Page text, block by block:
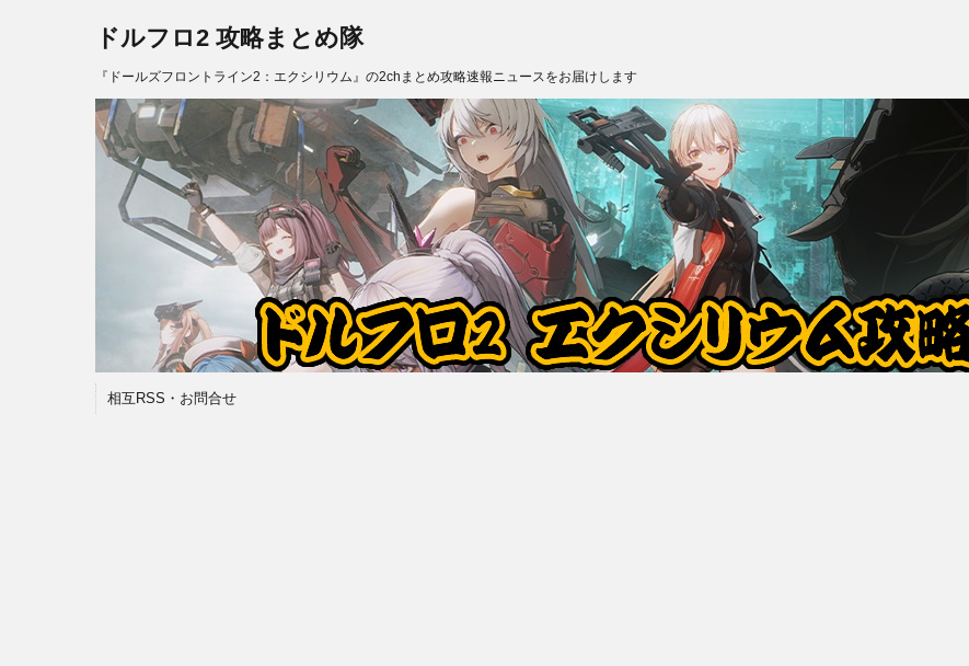
ドルフロ2 攻略まとめ隊
『ドールズフロントライン2：エクシリウム』の2chまとめ攻略速報ニュースをお届けします
相互RSS・お問合せ